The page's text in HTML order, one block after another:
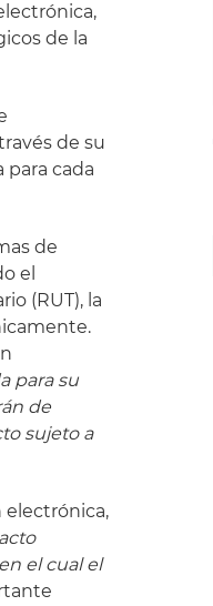
de la
de su
cada
de
el
(RUT), la
para su
de
sujeto a
electrónica,
el cual el